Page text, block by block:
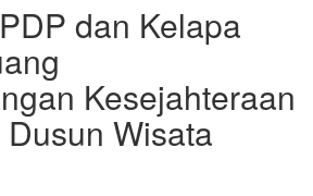
dan Kelapa
Kesejahteraan
Wisata